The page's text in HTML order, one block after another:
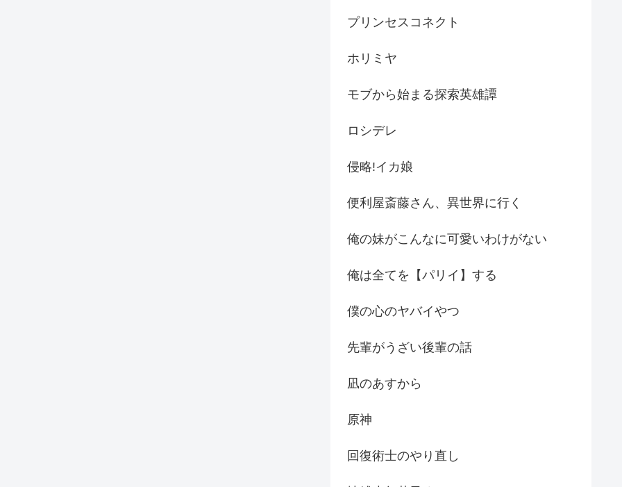
プリンセスコネクト
ホリミヤ
モブから始まる探索英雄譚
ロシデレ
侵略!イカ娘
便利屋斎藤さん、異世界に行く
俺の妹がこんなに可愛いわけがない
俺は全てを【パリイ】する
僕の心のヤバイやつ
先輩がうざい後輩の話
凪のあすから
原神
回復術士のやり直し